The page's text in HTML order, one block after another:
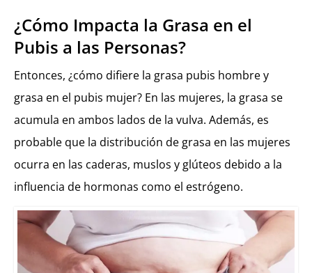
¿Cómo Impacta la Grasa en el
Pubis a las Personas?
Entonces, ¿cómo difiere la grasa pubis hombre y
grasa en el pubis mujer? En las mujeres, la grasa se
acumula en ambos lados de la vulva. Además, es
probable que la distribución de grasa en las mujeres
ocurra en las caderas, muslos y glúteos debido a la
influencia de hormonas como el estrógeno.